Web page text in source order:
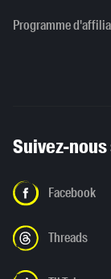
Programme
Suivez-
Facebook
Threads